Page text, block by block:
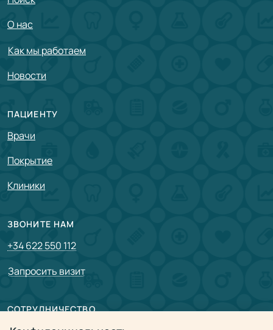
О нас
Как мы работаем
Новости
ПАЦИЕНТУ
Врачи
Покрытие
Клиники
ЗВОНИТЕ НАМ
+34 622 550 112
Запросить визит
СОТРУДНИЧЕСТВО